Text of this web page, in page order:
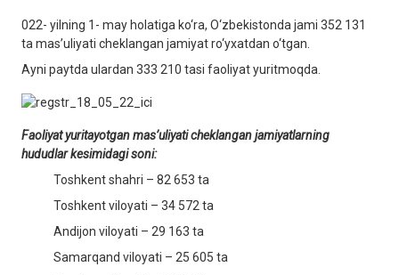
022- yilning 1- may holatiga ko‘ra, O‘zbekistonda jami 352 131
ta mas’uliyati cheklangan jamiyat ro‘yxatdan o‘tgan.
Аyni paytda ulardan 333 210 tasi faoliyat yuritmoqda.
Faoliyat yuritayotgan mas’uliyati cheklangan jamiyatlarning
hududlar kesimidagi soni:
Toshkent shahri – 82 653 ta
Toshkent viloyati – 34 572 ta
Andijon viloyati – 29 163 ta
Samarqand viloyati – 25 605 ta